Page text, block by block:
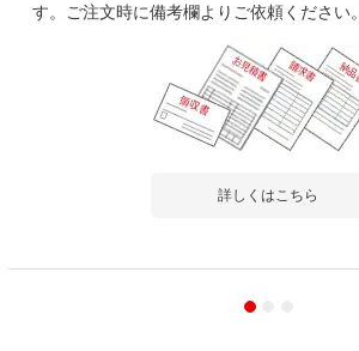
す。ご注文時に備考欄よりご依頼ください。
詳しくはこちら